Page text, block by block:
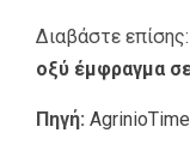
Διαβάστε επίσης:
οξύ έμφραγμα
Πηγή: